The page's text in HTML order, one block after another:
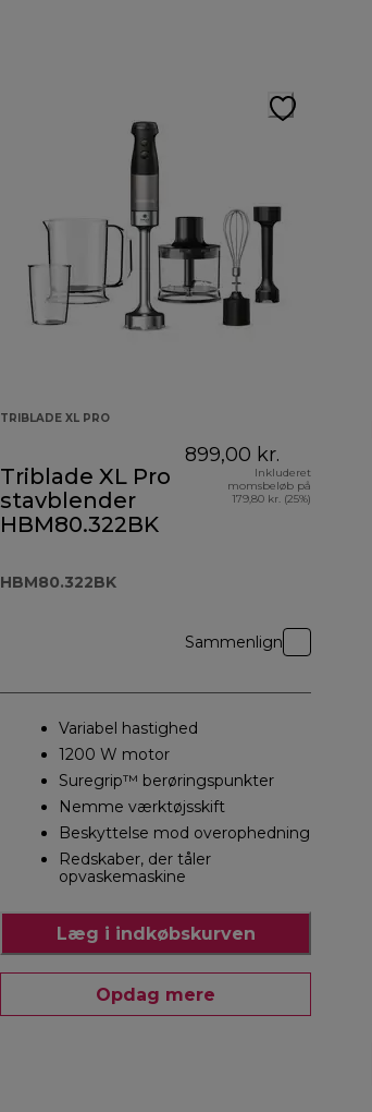
TRIBLADE XL PRO
Triblade XL Pro
stavblender
HBM80.322BK
HBM80.322BK
899,00 kr.
Inkluderet
momsbeløb på
179,80 kr. (25%)
Sammenlign
Variabel hastighed
1200 W motor
Suregrip™ berøringspunkter
Nemme værktøjsskift
Beskyttelse mod overophedning
Redskaber, der tåler
opvaskemaskine
Læg i indkøbskurven
Opdag mere